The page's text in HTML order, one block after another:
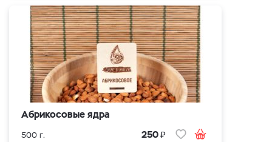
Абрикосовые ядра
500 г. 250₽